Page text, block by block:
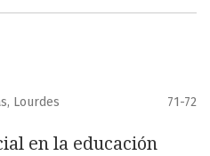
Lourdes
71-72
en la educación